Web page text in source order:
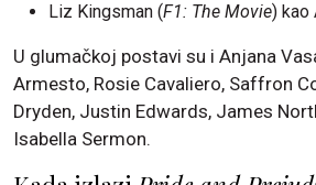
Liz Kingsman (F1: The Movie) kao
U glumačkoj postavi su i Anjana
Armesto, Rosie Cavaliero, Saffron
Dryden, Justin Edwards, James
Isabella Sermon.